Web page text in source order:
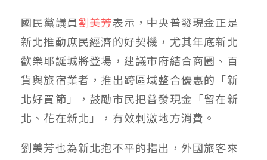
國民黨議員劉美芳表示，中央普發現金正是
新北推動庶民經濟的好契機，尤其年底新北
歡樂耶誕城將登場，建議市府結合商圈、百
貨與旅宿業者，推出跨區域整合優惠的「新
北好買節」，鼓勵市民把普發現金「留在新
北、花在新北」，有效刺激地方消費。
劉美芳也為新北抱不平的指出，外國旅客來